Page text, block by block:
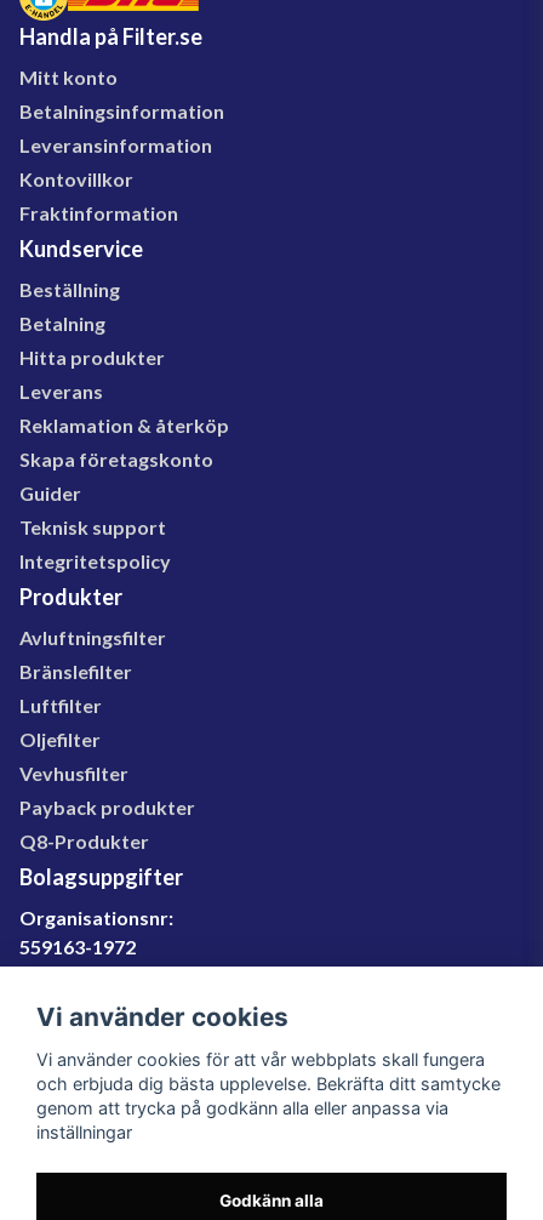
Handla på Filter.se
Mitt konto
Betalningsinformation
Leveransinformation
Kontovillkor
Fraktinformation
Kundservice
Beställning
Betalning
Hitta produkter
Leverans
Reklamation & återköp
Skapa företagskonto
Guider
Teknisk support
Integritetspolicy
Produkter
Avluftningsfilter
Bränslefilter
Luftfilter
Oljefilter
Vevhusfilter
Payback produkter
Q8-Produkter
Bolagsuppgifter
Organisationsnr:
559163-1972
SE559163197201
060-566 800
info@filter.se
Vi använder cookies
Vi använder cookies för att vår webbplats skall fungera
och erbjuda dig bästa upplevelse. Bekräfta ditt samtycke
genom att trycka på godkänn alla eller anpassa via
inställningar
Godkänn alla